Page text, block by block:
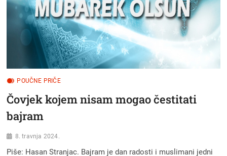
DESILO
NEŠTO
NEOČEKIVANO
POUČNE PRIČE
Čovjek kojem nisam mogao čestitati
bajram
8. travnja 2024.
Piše: Hasan Stranjac. Bajram je dan radosti i muslimani jedni